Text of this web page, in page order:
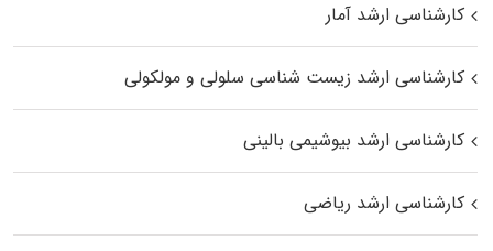
کارشناسی ارشد آمار
کارشناسی ارشد زیست شناسی سلولی و مولکولی
کارشناسی ارشد بیوشیمی بالینی
کارشناسی ارشد ریاضی